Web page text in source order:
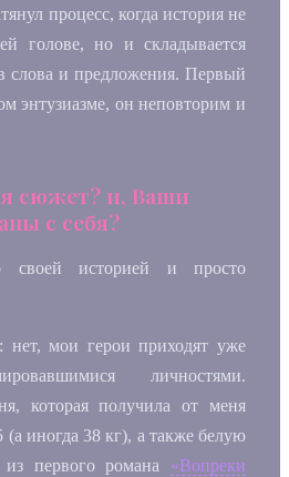
процесс, когда история не
голове, но и складывается
слова и предложения. Первый
энтузиазме, он неповторим и
сюжет? и, Ваши
с себя?
своей историей и просто
мои герои приходят уже
личностями.
которая получила от меня
(а иногда 38 кг), а также белую
первого романа «Вопреки